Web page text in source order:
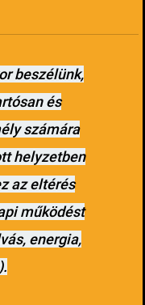
beszélünk,
és
számára
helyzetben
az eltérés
működést
energia,